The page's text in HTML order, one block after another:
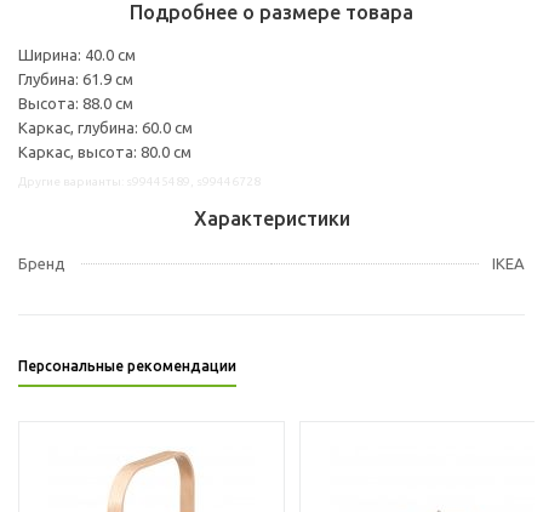
Подробнее о размере товара
Ширина: 40.0 см
Глубина: 61.9 см
Высота: 88.0 см
Каркас, глубина: 60.0 см
Каркас, высота: 80.0 см
Характеристики
Бренд IKEA
Персональные рекомендации